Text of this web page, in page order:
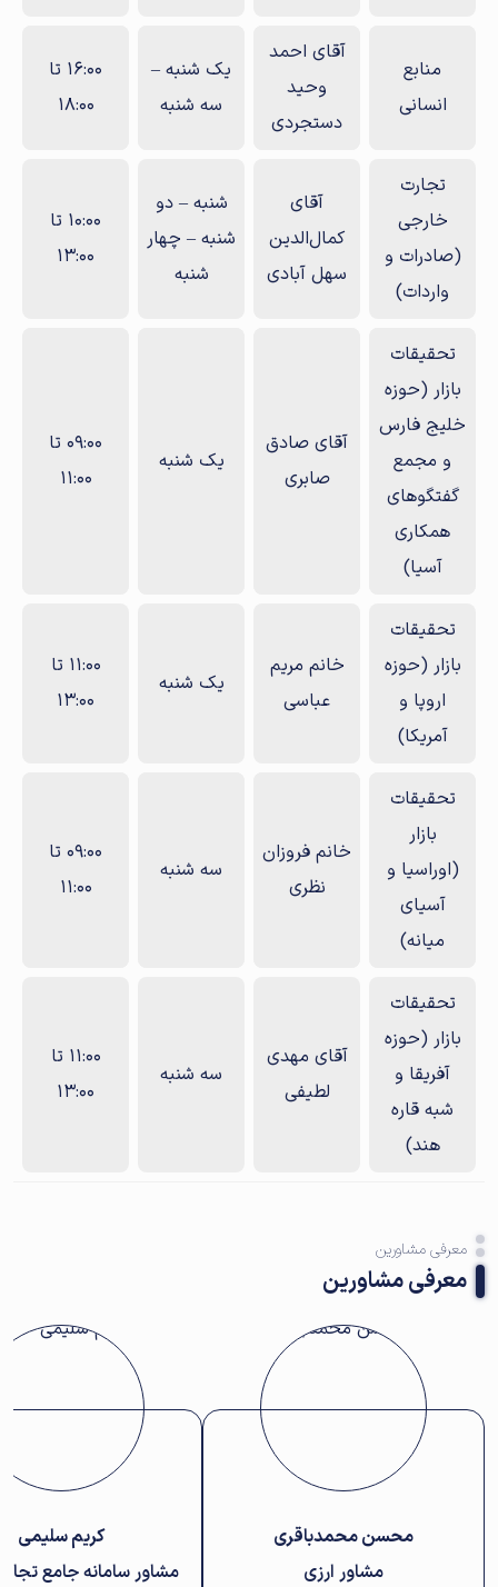
منابع
انسانی
آقای احمد
وحید
دستجردی
یک‌ شنبه –
سه‌ شنبه
16:00 تا
18:00
تجارت
خارجی
(صادرات و
واردات)
آقای
کمال‌الدین
سهل آبادی
شنبه – دو
شنبه – چهار
شنبه
10:00 تا
13:00
تحقیقات
بازار (حوزه
خلیج فارس
و مجمع
گفتگوهای
همکاری
آسیا)
آقای صادق
صابری
یک شنبه
09:00 تا
11:00
تحقیقات
بازار (حوزه
اروپا و
آمریکا)
خانم مریم
عباسی
یک شنبه
11:00 تا
13:00
تحقیقات
بازار
(اوراسیا و
آسیای
میانه)
خانم فروزان
نظری
سه‌ شنبه
09:00 تا
11:00
تحقیقات
بازار (حوزه
آفریقا و
شبه قاره
هند)
آقای مهدی
لطیفی
سه‌ شنبه
11:00 تا
13:00
معرفی مشاورین
معرفی مشاورین
محسن محمدباقری
مشاور ارزی
کریم سلیمی
مشاور سامانه جامع